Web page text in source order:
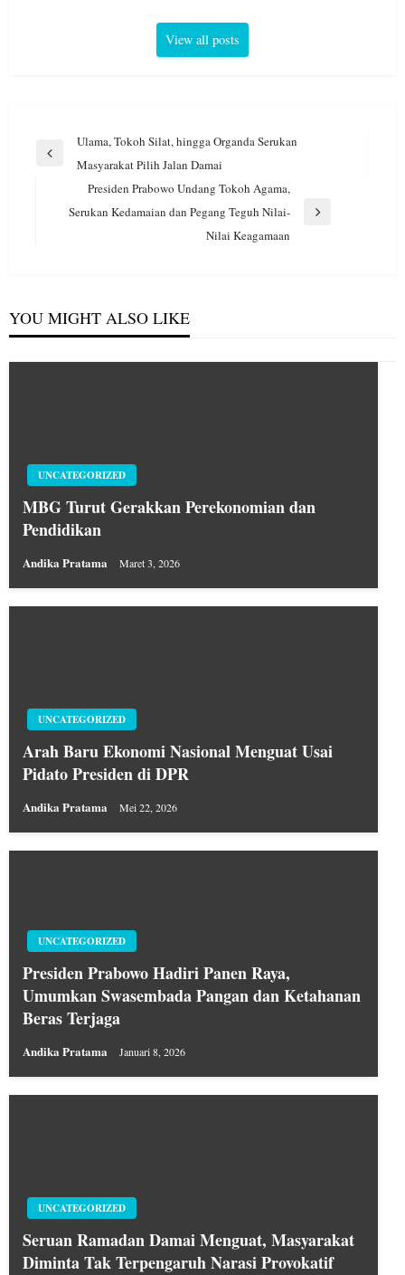
View all posts
Navigasi
Previous
Ulama, Tokoh Silat, hingga Organda Serukan
Masyarakat Pilih Jalan Damai
Presiden Prabowo Undang Tokoh Agama,
Serukan Kedamaian dan Pegang Teguh Nilai-
Nilai Keagamaan
YOU MIGHT ALSO LIKE
UNCATEGORIZED
MBG Turut Gerakkan Perekonomian dan
Pendidikan
Andika Pratama Maret 3, 2026
UNCATEGORIZED
Arah Baru Ekonomi Nasional Menguat Usai
Pidato Presiden di DPR
Andika Pratama Mei 22, 2026
UNCATEGORIZED
Presiden Prabowo Hadiri Panen Raya,
Umumkan Swasembada Pangan dan Ketahanan
Beras Terjaga
Andika Pratama Januari 8, 2026
UNCATEGORIZED
Seruan Ramadan Damai Menguat, Masyarakat
Diminta Tak Terpengaruh Narasi Provokatif